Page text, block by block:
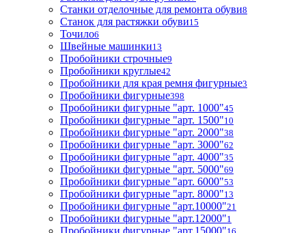
Станки отделочные для ремонта обуви8
Станок для растяжки обуви15
Точило6
Швейные машинки13
Пробойники строчные9
Пробойники круглые42
Пробойники для края ремня фигурные3
Пробойники фигурные398
Пробойники фигурные "арт. 1000"45
Пробойники фигурные "арт. 1500"10
Пробойники фигурные "арт. 2000"38
Пробойники фигурные "арт. 3000"62
Пробойники фигурные "арт. 4000"35
Пробойники фигурные "арт. 5000"69
Пробойники фигурные "арт. 6000"53
Пробойники фигурные "арт. 8000"13
Пробойники фигурные "арт.10000"21
Пробойники фигурные "арт.12000"1
Пробойники фигурные "арт.15000"